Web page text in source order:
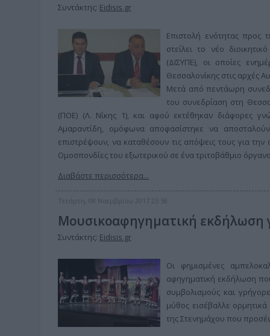
Συντάκτης: Eidisis.gr
Επιστολή ενότητας προς
στείλει το νέο
(ΔΙΣΥΠΕ), οι οποίες
Θεσσαλονίκης στις αρχές
Μετά από πεντάωρη
του συνεδρίαση στη
(ΠΟΕ) (Λ. Νίκης 1), και αφού εκτέθηκαν διάφορες
Αμαραντίδη, ομόφωνα αποφασίστηκε να
επιστρέψουν, να καταθέσουν τις απόψεις τους για
Ομοσπονδίες του εξωτερικού σε ένα τριτοβάθμιο
Διαβάστε περισσότερα...
Τετάρτη, 08 Νοεμβρίου 2017 23:58
Μουσικοαφηγηματική εκδήλωση
Συντάκτης: Eidisis.gr
Οι φημισμένες
αφηγηματική εκδήλωση
συμβολισμούς και
μύθος εισέβαλλε
της Στενημάχου που